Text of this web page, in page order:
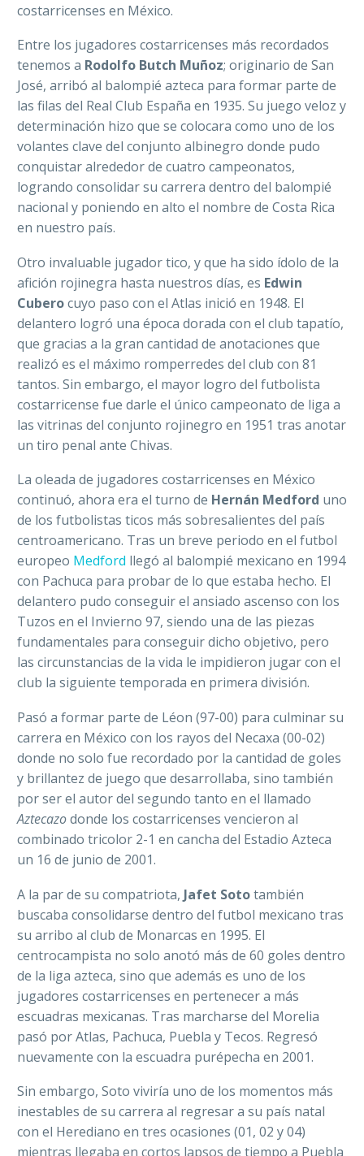
costarricenses en México.
Entre los jugadores costarricenses más recordados
tenemos a Rodolfo Butch Muñoz; originario de San
José, arribó al balompié azteca para formar parte de
las filas del Real Club España en 1935. Su juego veloz y
determinación hizo que se colocara como uno de los
volantes clave del conjunto albinegro donde pudo
conquistar alrededor de cuatro campeonatos,
logrando consolidar su carrera dentro del balompié
nacional y poniendo en alto el nombre de Costa Rica
en nuestro país.
Otro invaluable jugador tico, y que ha sido ídolo de la
afición rojinegra hasta nuestros días, es Edwin
Cuberocuyo paso con el Atlas inició en 1948. El
delantero logró una época dorada con el club tapatío,
que gracias a la gran cantidad de anotaciones que
realizó es el máximo romperredes del club con 81
tantos. Sin embargo, el mayor logro del futbolista
costarricense fue darle el único campeonato de liga a
las vitrinas del conjunto rojinegro en 1951 tras anotar
un tiro penal ante Chivas.
La oleada de jugadores costarricenses en México
continuó, ahora era el turno de Hernán Medford uno
de los futbolistas ticos más sobresalientes del país
centroamericano. Tras un breve periodo en el futbol
europeo Medford llegó al balompié mexicano en 1994
con Pachuca para probar de lo que estaba hecho. El
delantero pudo conseguir el ansiado ascenso con los
Tuzos en el Invierno 97, siendo una de las piezas
fundamentales para conseguir dicho objetivo, pero
las circunstancias de la vida le impidieron jugar con el
club la siguiente temporada en primera división.
Pasó a formar parte de Léon (97-00) para culminar su
carrera en México con los rayos del Necaxa (00-02)
donde no solo fue recordado por la cantidad de goles
y brillantez de juego que desarrollaba, sino también
por ser el autor del segundo tanto en el llamado
Aztecazodonde los costarricenses vencieron al
combinado tricolor 2-1 en cancha del Estadio Azteca
un 16 de junio de 2001.
A la par de su compatriota, Jafet Sototambién
buscaba consolidarse dentro del futbol mexicano tras
su arribo al club de Monarcas en 1995. El
centrocampista no solo anotó más de 60 goles dentro
de la liga azteca, sino que además es uno de los
jugadores costarricenses en pertenecer a más
escuadras mexicanas. Tras marcharse del Morelia
pasó por Atlas, Pachuca, Puebla y Tecos. Regresó
nuevamente con la escuadra purépecha en 2001.
Sin embargo, Soto viviría uno de los momentos más
inestables de su carrera al regresar a su país natal
con el Herediano en tres ocasiones (01, 02 y 04)
mientras llegaba en cortos lapsos de tiempo a Puebla